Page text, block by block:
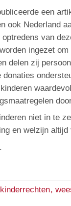
een
ook Nederland
van
ingezet
delen zij
niet in te
en welzijn
kinderrechten,